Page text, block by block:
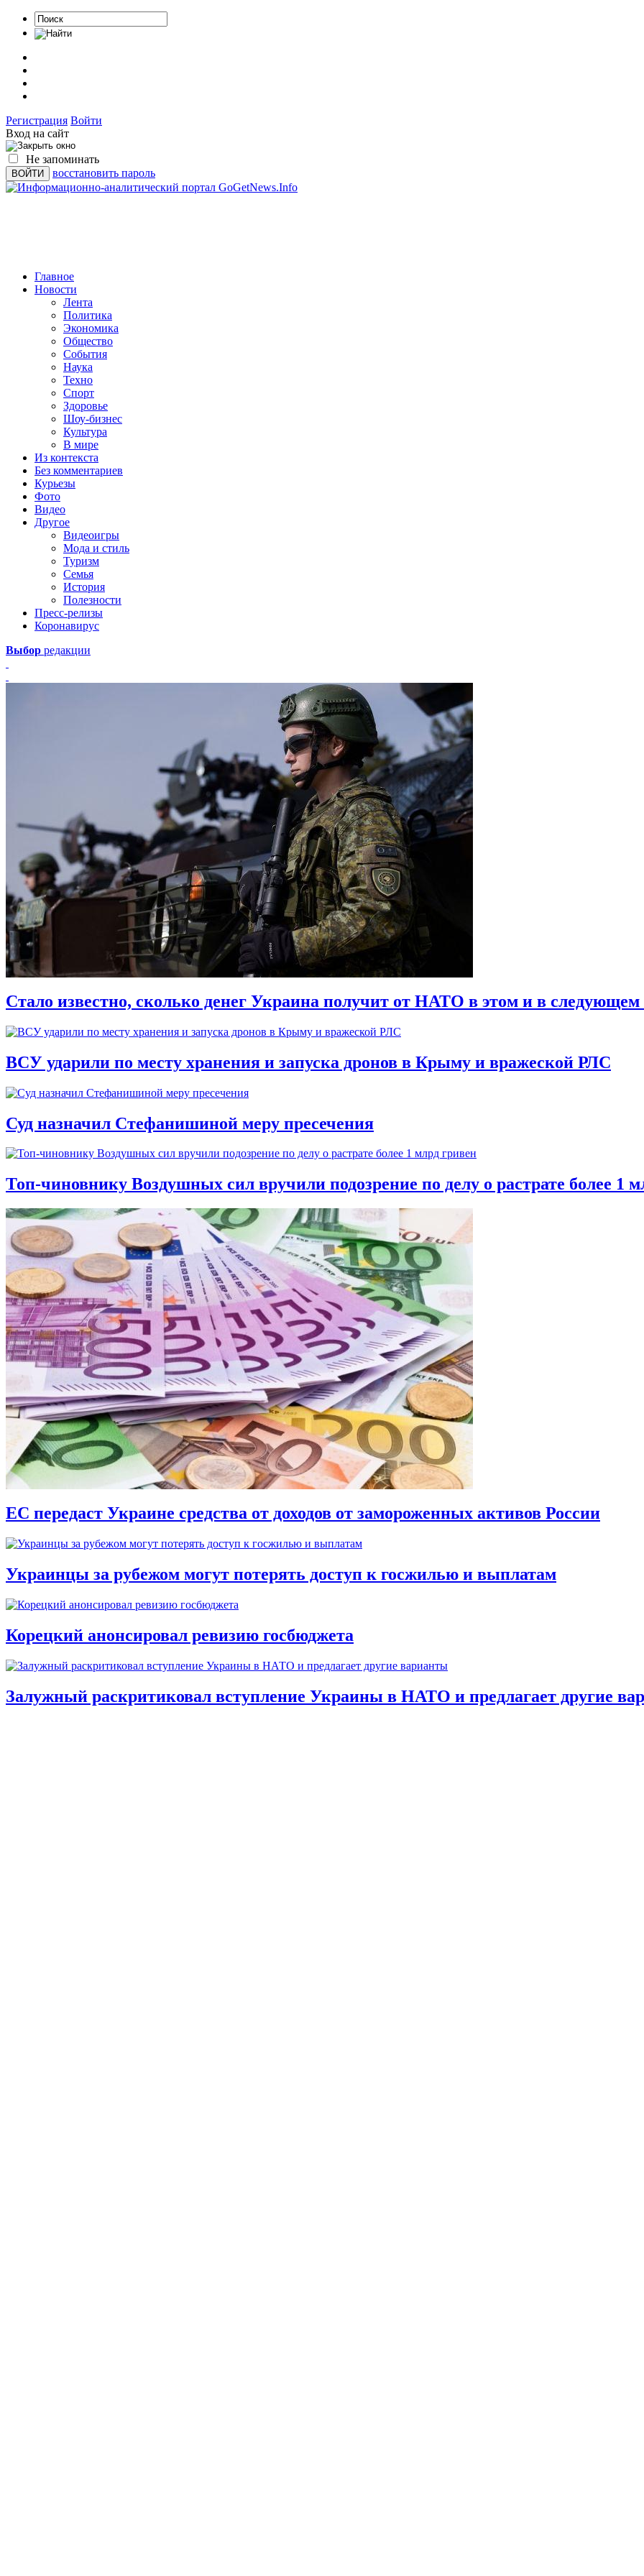
Регистрация Войти
Вход на сайт
Не запоминать
восстановить пароль
Главное
Новости
Лента
Политика
Экономика
Общество
События
Наука
Техно
Спорт
Здоровье
Шоу-бизнес
Культура
В мире
Из контекста
Без комментариев
Курьезы
Фото
Видео
Другое
Видеоигры
Мода и стиль
Туризм
Семья
История
Полезности
Пресс-релизы
Коронавирус
Выбор редакции
Стало известно, сколько денег Украина получит от НАТО в этом и в следующем
ВСУ ударили по месту хранения и запуска дронов в Крыму и вражеской РЛС
Суд назначил Стефанишиной меру пресечения
Топ-чиновнику Воздушных сил вручили подозрение по делу о растрате более 1
ЕС передаст Украине средства от доходов от замороженных активов России
Украинцы за рубежом могут потерять доступ к госжилью и выплатам
Корецкий анонсировал ревизию госбюджета
Залужный раскритиковал вступление Украины в НАТО и предлагает другие